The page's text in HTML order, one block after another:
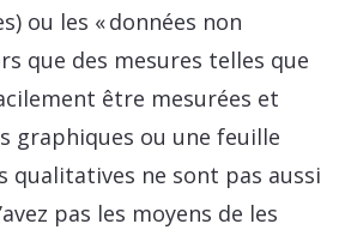
ou les « données non
que des mesures telles que
être mesurées et
graphiques ou une feuille
qualitatives ne sont pas aussi
pas les moyens de les